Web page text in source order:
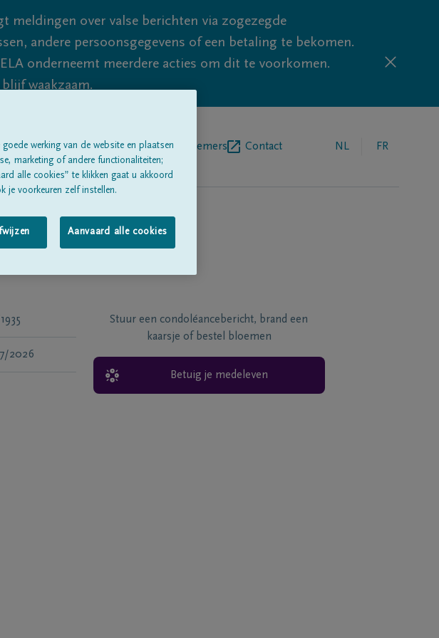
meldingen over valse berichten via zogezegde
andere persoonsgegevens of een betaling te bekomen.
onderneemt meerdere acties om dit te voorkomen.
waakzaam.
Over onsBegrafenisondernemers Contact NL FR
2026
Stuur een condoléancebericht, brand een
kaarsje of bestel bloemen
Betuig je medeleven
werking van de website en plaatsen
marketing of andere functionaliteiten;
alle cookies” te klikken gaat u akkoord
je voorkeuren zelf instellen.
Aanvaard alle cookies